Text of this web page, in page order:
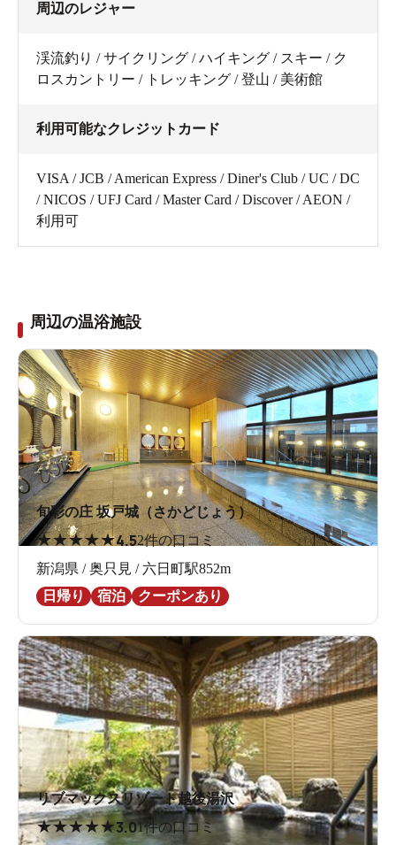
周辺のレジャー
渓流釣り / サイクリング / ハイキング / スキー / ク
ロスカントリー / トレッキング / 登山 / 美術館
利用可能なクレジットカード
VISA / JCB / American Express / Diner's Club / UC / DC
/ NICOS / UFJ Card / Master Card / Discover / AEON /
利用可
周辺の温浴施設
旬彩の庄 坂戸城（さかどじょう）
★★★★★4.52件の口コミ
新潟県 / 奥只見 / 六日町駅852m
日帰り
宿泊 クーポンあり
リブマックスリゾート越後湯沢
★★★★★3.01件の口コミ